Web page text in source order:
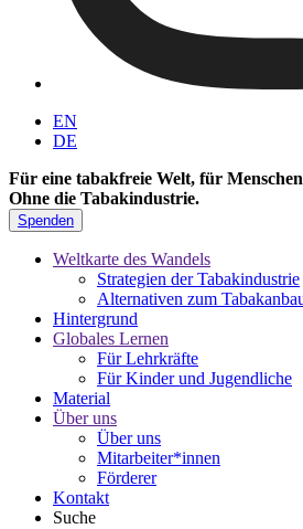
EN
DE
Für eine tabakfreie Welt, für
Ohne die Tabakindustrie.
Spenden
Weltkarte des Wandels
Strategien der Tabakindustrie
Alternativen zum
Hintergrund
Globales Lernen
Für Lehrkräfte
Für Kinder und Jugendliche
Material
Über uns
Über uns
Mitarbeiter*innen
Förderer
Kontakt
Suche